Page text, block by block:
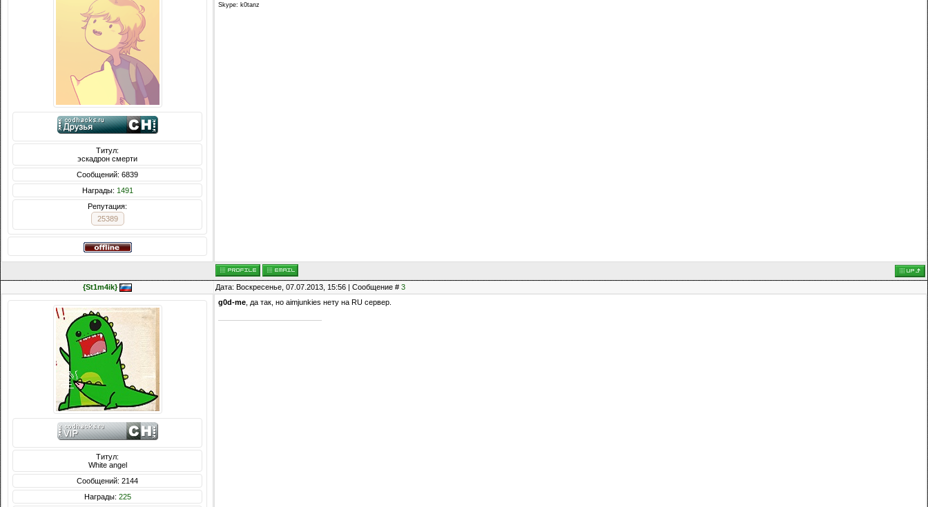
Титул:
эскадрон смерти
Сообщений: 6839
Награды: 1491
Репутация:
25389
Skype: k0tanz
{St1m4ik} Дата: Воскресенье, 07.07.2013, 15:56 | Сообщение # 3
Титул:
White angel
Сообщений: 2144
Награды: 225
g0d-me , да так, но aimjunkies нету на RU сервер.